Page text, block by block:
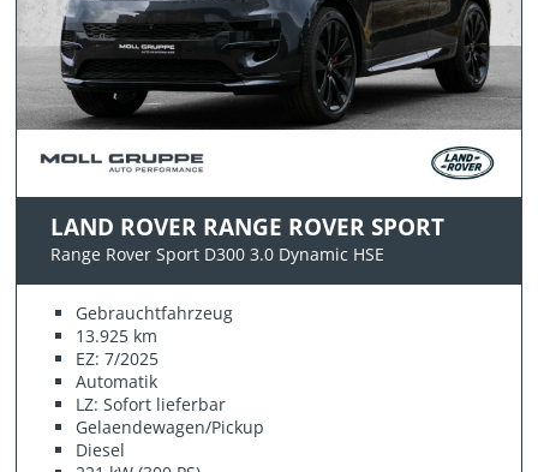
LAND ROVER RANGE ROVER SPORT
Range Rover Sport D300 3.0 Dynamic HSE
Gebrauchtfahrzeug
13.925 km
EZ: 7/2025
Automatik
LZ: Sofort lieferbar
Gelaendewagen/Pickup
Diesel